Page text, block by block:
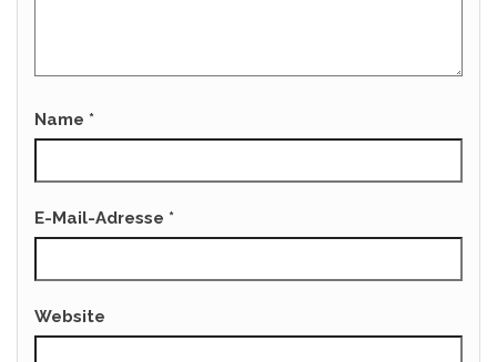
Name *
E-Mail-Adresse *
Website